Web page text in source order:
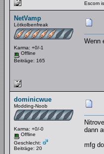
Escom
NetVamp
Lötkolbenfreak
Karma: +0/-1
Offline
Beiträge: 165
Wenn
dominicwue
Modding-Noob
Karma: +0/-0
Offline
Geschlecht:
Beiträge: 20
dann
mfg